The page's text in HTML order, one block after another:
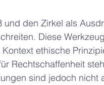
und den Zirkel als
Diese
ethische
Rechtschaffenheit
sind jedoch nicht